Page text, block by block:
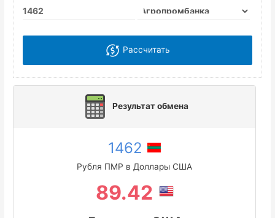
Рассчитать
Результат обмена
1462
Рубля ПМР в Доллары США
89.42